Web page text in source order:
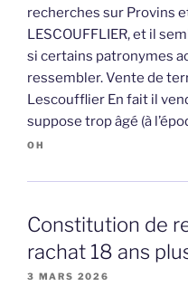
recherches sur Provins
LESCOUFFLIER, et il
si certains patronymes
ressembler. Vente de
Lescoufflier En fait il
suppose trop âgé (à
OH
Constitution de
rachat 18 ans
3 MARS 2026